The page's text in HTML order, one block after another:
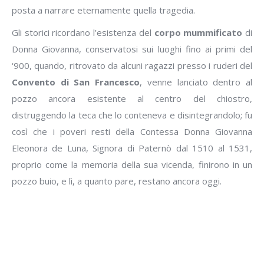
posta a narrare eternamente quella tragedia.
Gli storici ricordano l’esistenza del corpo mummificato di
Donna Giovanna, conservatosi sui luoghi fino ai primi del
‘900, quando, ritrovato da alcuni ragazzi presso i ruderi del
Convento di San Francesco, venne lanciato dentro al
pozzo ancora esistente al centro del chiostro,
distruggendo la teca che lo conteneva e disintegrandolo; fu
così che i poveri resti della Contessa Donna Giovanna
Eleonora de Luna, Signora di Paternò dal 1510 al 1531,
proprio come la memoria della sua vicenda, finirono in un
pozzo buio, e lì, a quanto pare, restano ancora oggi.